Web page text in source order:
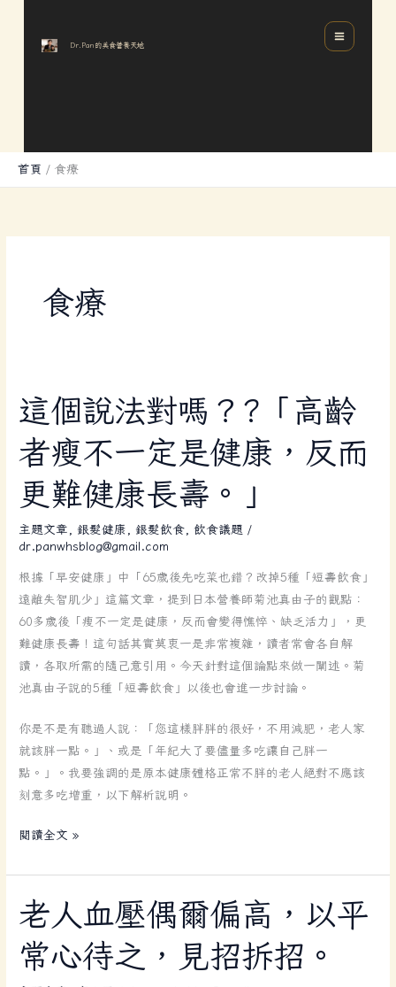
Dr.Pan的美食營養天地
MENU
首頁 食療
食療
這個說法對嗎？?「高齡
者瘦不一定是健康，反而
更難健康長壽。」
主題文章 銀髮健康 銀髮飲食 ,飲食議題 /
dr.panwhsblog@gmail.com
根據「早安健康」中「65歲後先吃菜也錯？改掉5種「短壽飲食」
遠離失智肌少」這篇文章，提到日本營養師菊池真由子的觀點：
60多歲後「瘦不一定是健康，反而會變得憔悴、缺乏活力」，更
難健康長壽！這句話其實莫衷一是非常複雜，讀者常會各自解
讀，各取所需的隨己意引用。今天針對這個論點來做一闡述。菊
池真由子說的5種「短壽飲食」以後也會進一步討論。
你是不是有聽過人說：「您這樣胖胖的很好，不用減肥，老人家
就該胖一點。」、或是「年紀大了要儘量多吃讓自己胖一
點。」。我要強調的是原本健康體格正常不胖的老人絕對不應該
刻意多吃增重，以下解析說明。
這
個
說
法
對
嗎？?
「高
齡
者
瘦
不
一
定
是
康，
反
而
更
健
壽。」
閱讀全文 »
老人血壓偶爾偏高，以平
常心待之，見招拆招。
老
人
血
壓